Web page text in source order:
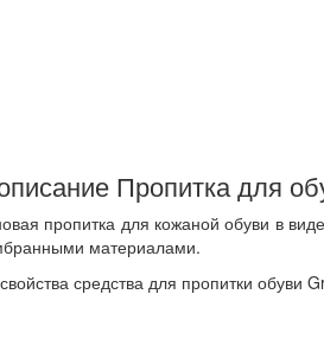
Пропитка для
пропитка для кожаной обуви в
материалами.
средства для пропитки обуви